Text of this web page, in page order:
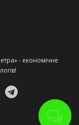
- економічне